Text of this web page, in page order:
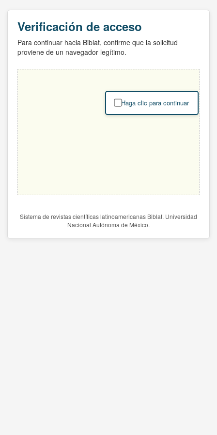
Verificación de acceso
Para continuar hacia Biblat, confirme que la solicitud
proviene de un navegador legítimo.
Haga clic para continuar
Sistema de revistas científicas latinoamericanas Biblat. Universidad
Nacional Autónoma de México.